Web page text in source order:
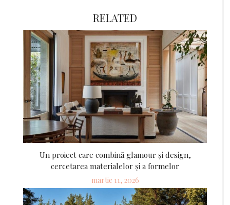
RELATED
Un proiect care combină glamour și design,
cercetarea materialelor și a formelor
Posted
on
martie 11, 2026